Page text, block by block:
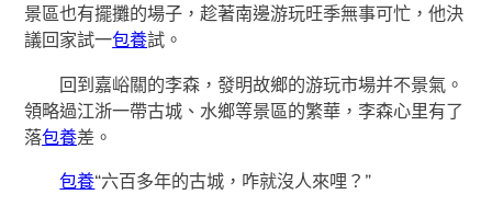
景區也有擺攤的場子，趁著南邊游玩旺季無事可忙，他決
議回家試一包養試。
回到嘉峪關的李森，發明故鄉的游玩市場并不景氣。
領略過江浙一帶古城、水鄉等景區的繁華，李森心里有了
落包養差。
包養“六百多年的古城，咋就沒人來哩？”